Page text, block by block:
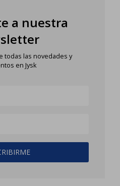
a nuestra
todas las novedades y
en Jysk